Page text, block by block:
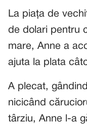
La piața de
de dolari pentru
mare, Anne a
ajuta la plata
A plecat,
nicicând
târziu, Anne l-a